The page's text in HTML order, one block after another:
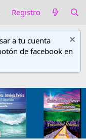
Registro
a tu cuenta
de facebook en